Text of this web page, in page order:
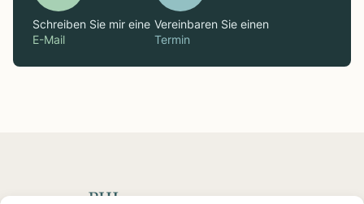
Schreiben Sie mir eine
E-Mail
Vereinbaren Sie einen
Termin